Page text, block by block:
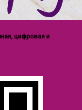
цифровая и